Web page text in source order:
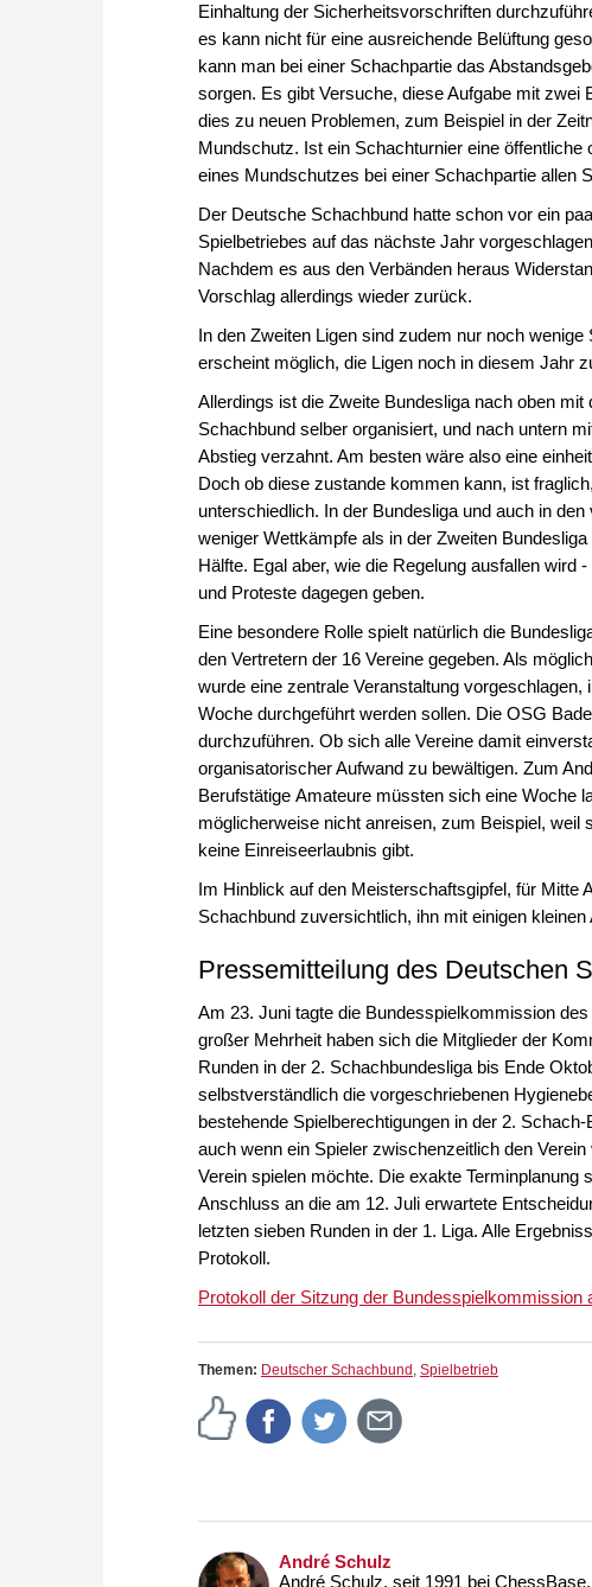
Einhaltung der Sicherheitsvorschriften
es kann nicht für eine ausreichende Belüftung
kann man bei einer Schachpartie das
sorgen. Es gibt Versuche, diese Aufgabe mit
dies zu neuen Problemen, zum Beispiel in der
Mundschutz. Ist ein Schachturnier eine
eines Mundschutzes bei einer Schachpartie allen
Der Deutsche Schachbund hatte schon vor ein
Spielbetriebes auf das nächste Jahr
Nachdem es aus den Verbänden heraus
Vorschlag allerdings wieder zurück.
In den Zweiten Ligen sind zudem nur noch
erscheint möglich, die Ligen noch in diesem Jahr
Allerdings ist die Zweite Bundesliga nach oben
Schachbund selber organisiert, und nach untern
Abstieg verzahnt. Am besten wäre also eine
Doch ob diese zustande kommen kann, ist
unterschiedlich. In der Bundesliga und auch in
weniger Wettkämpfe als in der Zweiten
Hälfte. Egal aber, wie die Regelung ausfallen
und Proteste dagegen geben.
Eine besondere Rolle spielt natürlich die
den Vertretern der 16 Vereine gegeben. Als
wurde eine zentrale Veranstaltung
Woche durchgeführt werden sollen. Die OSG
durchzuführen. Ob sich alle Vereine damit
organisatorischer Aufwand zu bewältigen. Zum
Berufstätige Amateure müssten sich eine Woche
möglicherweise nicht anreisen, zum Beispiel, weil
keine Einreiseerlaubnis gibt.
Im Hinblick auf den Meisterschaftsgipfel, für Mitte
Schachbund zuversichtlich, ihn mit einigen
Pressemitteilung des Deutschen
Am 23. Juni tagte die Bundesspielkommission
großer Mehrheit haben sich die Mitglieder der
Runden in der 2. Schachbundesliga bis Ende
selbstverständlich die vorgeschriebenen
bestehende Spielberechtigungen in der 2.
auch wenn ein Spieler zwischenzeitlich den
Verein spielen möchte. Die exakte Terminplanung
Anschluss an die am 12. Juli erwartete
letzten sieben Runden in der 1. Liga. Alle
Protokoll.
Protokoll der Sitzung der Bundesspielkommission
Themen: Deutscher Schachbund , Spielbetrieb
André Schulz
André Schulz, seit 1991 bei